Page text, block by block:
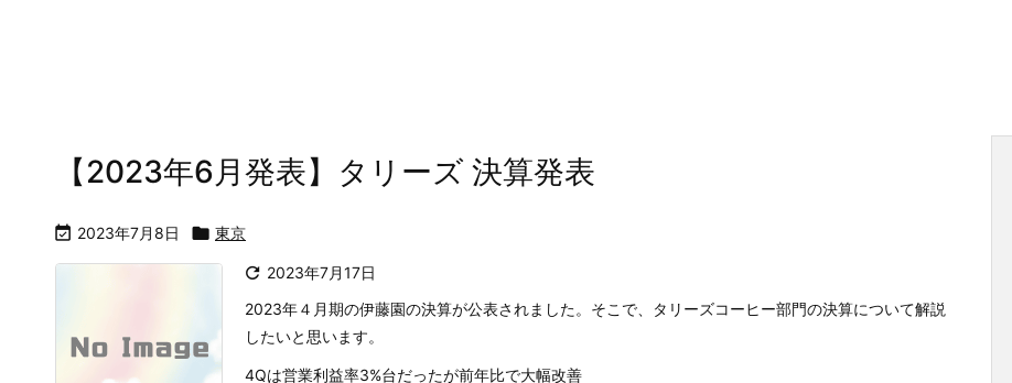
【2023年6月発表】タリーズ 決算発表
 2023年7月8日  東京
 2023年7月17日
2023年４月期の伊藤園の決算が公表されました。そこで、タリーズコーヒー部門の決算について解説
したいと思います。
4Qは営業利益率3%台だったが前年比で大幅改善